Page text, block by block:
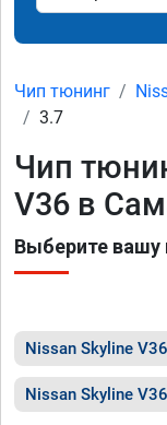
Чип тюнинг
3.7
Чип
V36 в
Выберите вашу
Nissan Skyline
Nissan Skyline